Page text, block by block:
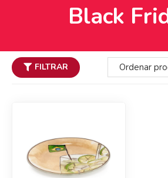
Black
FILTRAR